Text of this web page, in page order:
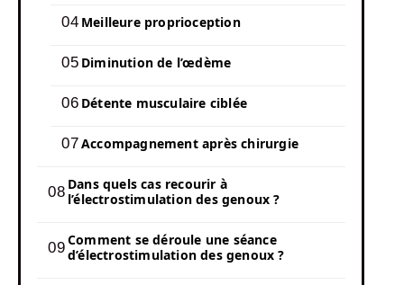
Meilleure proprioception
Diminution de l’œdème
Détente musculaire ciblée
Accompagnement après chirurgie
Dans quels cas recourir à
l’électrostimulation des genoux ?
Comment se déroule une séance
d’électrostimulation des genoux ?